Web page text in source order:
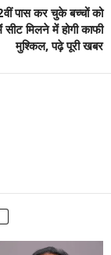
पास कर चुके बच्चों को
मिलने में होगी काफी
मुश्किल, पढ़े पूरी खबर